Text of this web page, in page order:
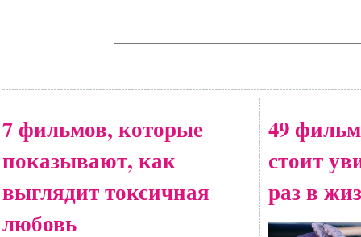
7 фильмов, которые
показывают, как
выглядит токсичная
любовь
49
стоит
раз в